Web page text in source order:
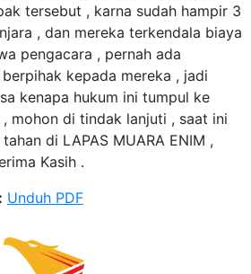
tersebut , karna sudah hampir 3
, dan mereka terkendala biaya
pengacara , pernah ada
kepada mereka , jadi
kenapa hukum ini tumpul ke
mohon di tindak lanjuti , saat ini
di LAPAS MUARA ENIM ,
Kasih .
Unduh PDF